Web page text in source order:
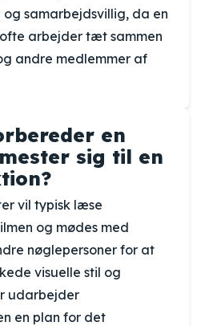
samarbejdsvillig, da en
arbejder tæt sammen
andre medlemmer af
en
sig til en
vil typisk læse
og mødes med
nøglepersoner for at
visuelle stil og
udarbejder
en plan for det